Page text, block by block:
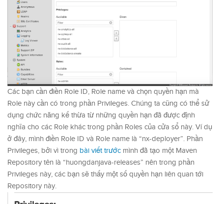
Các bạn cần điền Role ID, Role name và chọn quyền hạn mà
Role này cần có trong phần Privileges. Chúng ta cũng có thể sử
dụng chức năng kế thừa từ những quyền hạn đã được định
nghĩa cho các Role khác trong phần Roles của cửa sổ này. Ví dụ
ở đây, mình điền Role ID và Role name là “nx-deployer”. Phần
Privileges, bởi vì trong bài viết trước mình đã tạo một Maven
Repository tên là “huongdanjava-releases” nên trong phần
Privileges này, các bạn sẽ thấy một số quyền hạn liên quan tới
Repository này.